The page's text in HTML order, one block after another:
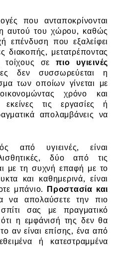
που ανταποκρίνονται
αυτού του χώρου, καθώς
επένδυση που εξαλείφει
διακοπής, μετατρέποντας
τοίχους σεπιο υγιεινές
δεν συσσωρεύεται η
των οποίων γίνεται με
χρόνο και
τις εργασίες ή
απολαμβάνεις να
από υγιεινές, είναι
δύο από τις
με τη συχνή επαφή με το
και καθημερινά, είναι
μπάνιο. Προστασία και
να απολαύσετε την πιο
σας με πραγματικό
η εμφάνισή της δεν θα
αν είναι επίσης, ένα από
ή κατεστραμμένα